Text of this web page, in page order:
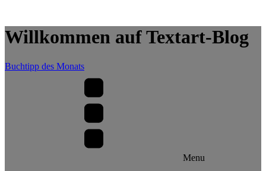
Willkommen auf Textart-Blog
Buchtipp des Monats
Menu